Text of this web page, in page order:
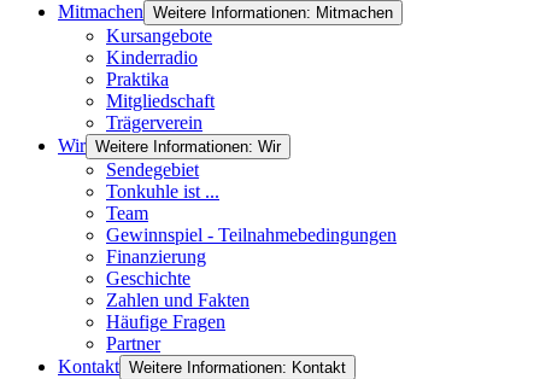
Mitmachen Weitere Informationen: Mitmachen
Kursangebote
Kinderradio
Praktika
Mitgliedschaft
Trägerverein
Wir Weitere Informationen: Wir
Sendegebiet
Tonkuhle ist ...
Team
Gewinnspiel - Teilnahmebedingungen
Finanzierung
Geschichte
Zahlen und Fakten
Häufige Fragen
Partner
Kontakt Weitere Informationen: Kontakt